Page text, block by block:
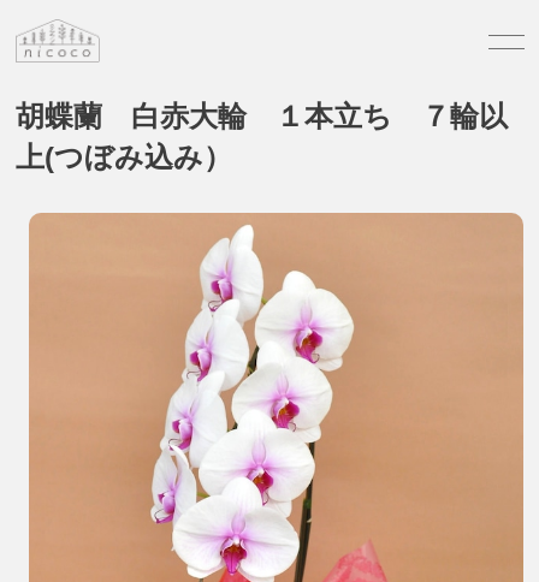
胡蝶蘭 白赤大輪 １本立ち ７輪以
上(つぼみ込み）